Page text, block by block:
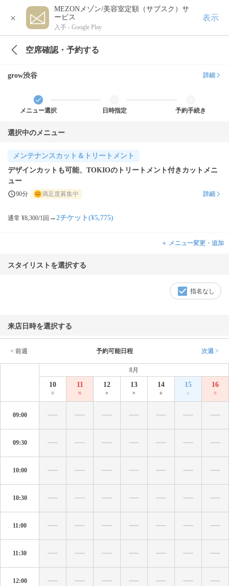
×
MEZONメゾン/美容室定額（サブスク）サ
ービス
入手 - Google Play
表示
空席確認・予約する
grow渋谷 詳細
メニュー選択 日時指定 予約手続き
選択中のメニュー
メンテナンスカット＆トリートメント
デザインカットも可能、TOKIOのトリートメント付きカットメニ
ュー
90分 満足度募集中 詳細
通常 ¥8,300/1回 → 2チケット(¥5,775)
＋ メニュー変更・追加
スタイリストを選択する
指名なし
来店日時を選択する
< 前週 予約可能日程 次週 >
8月
10
月
11
祝
12
水
13
木
14
金
15
土
16
日
09:00
09:30
10:00
10:30
11:00
11:30
12:00